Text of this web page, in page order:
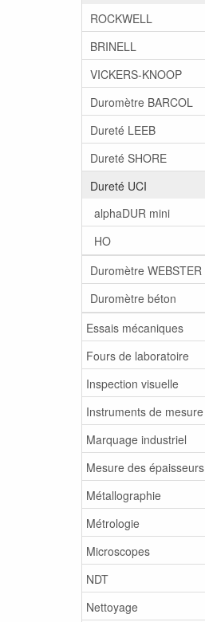
ROCKWELL
BRINELL
VICKERS-KNOOP
Duromètre BARCOL
Dureté LEEB
Dureté SHORE
Dureté UCI
alphaDUR mini
HO
Duromètre WEBSTER
Duromètre béton
Essais mécaniques
Fours de laboratoire
Inspection visuelle
Instruments de mesure
Marquage industriel
Mesure des épaisseurs
Métallographie
Métrologie
Microscopes
NDT
Nettoyage